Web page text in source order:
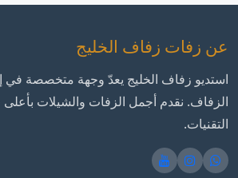
عن زفات زفاف الخليج
استديو زفاف الخليج يعدّ وجهة متخصصة في
الزفاف. نقدم أجمل الزفات والشيلات
التقنيات.